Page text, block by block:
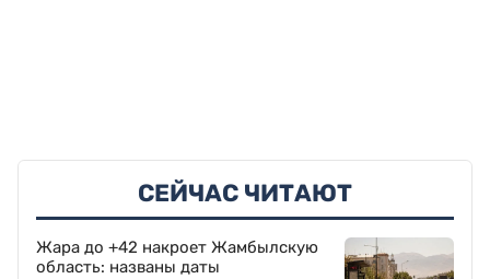
СЕЙЧАС ЧИТАЮТ
Жара до +42 накроет Жамбылскую
область: названы даты